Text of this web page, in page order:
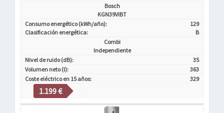
Bosch
KGN39VIBT
Consumo energético (kWh/año):
129
Clasificación energética:
B
Combi
Independiente
Nivel de ruido (dB):
35
Volumen neto (l):
363
Coste eléctrico en 15 años:
329
1.199 €